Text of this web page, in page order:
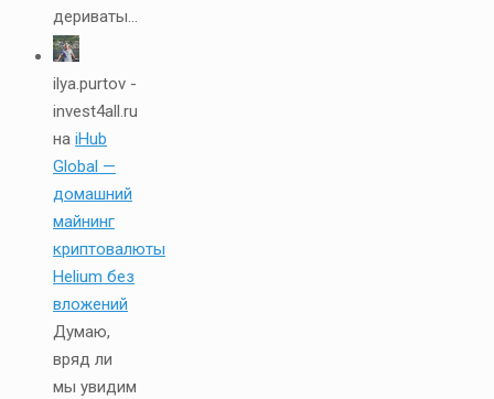
дериваты...
ilya.purtov -
invest4all.ru
на iHub
Global —
домашний
майнинг
криптовалюты
Helium без
вложений
Думаю,
вряд ли
мы увидим